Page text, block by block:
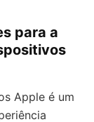
para a
Apple é um